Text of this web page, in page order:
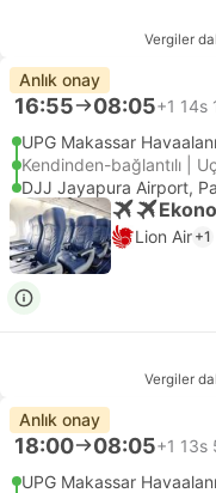
Vergiler
Anlık onay
16:55 08:05+1 14s
UPG Makassar
Kendinden-bağlantılı |
DJJ Jayapura Airport,
Lion Air +1
Vergiler
Anlık onay
18:00 08:05+1 13s
UPG Makassar